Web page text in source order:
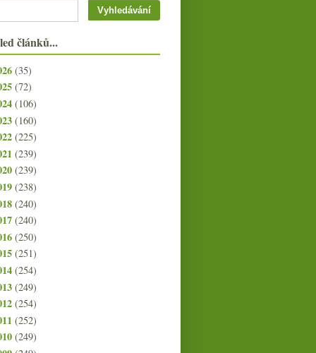
článků...
(35)
(72)
(106)
(160)
(225)
(239)
(239)
(238)
(240)
(240)
(250)
(251)
(254)
(249)
(254)
(252)
(249)